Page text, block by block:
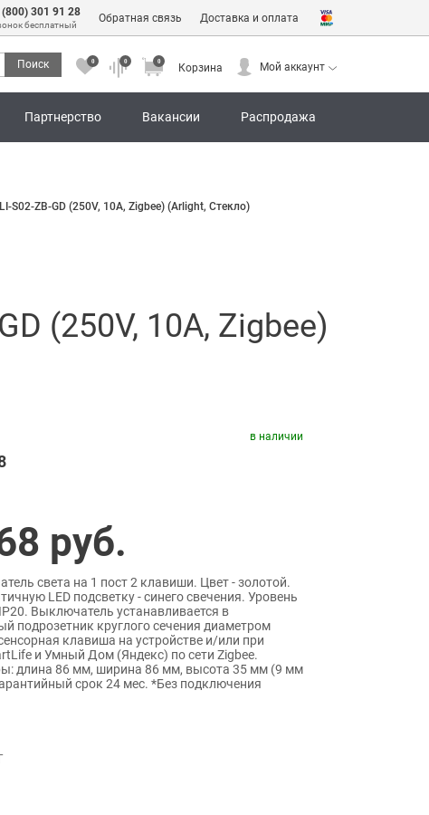
(800) 301 91 28
бесплатный
Обратная связь Доставка и оплата
Поиск 0 0 0
Корзина Мой аккаунт
Партнерство Вакансии Распродажа
Корзина Мой аккаунт
S02-ZB-GD (250V, 10A, Zigbee) (Arlight, Стекло)
(250V, 10A, Zigbee)
в наличии
руб.
света на 1 пост 2 клавиши. Цвет - золотой.
LED подсветку - синего свечения. Уровень
Выключатель устанавливается в
подрозетник круглого сечения диаметром
клавиша на устройстве и/или при
и Умный Дом (Яндекс) по сети Zigbee.
длина 86 мм, ширина 86 мм, высота 35 мм (9 мм
срок 24 мес. *Без подключения